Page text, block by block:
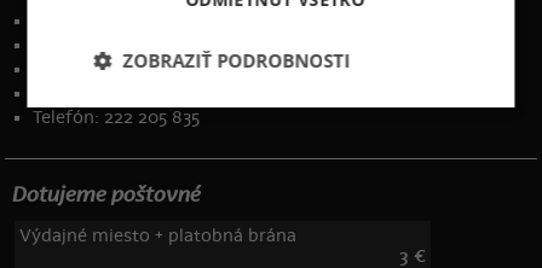
Osobné údaje
Telefón: 222 205 835
Dotujeme poštovné
Výdajné miesto + platobná brána
3 €
ZOBRAZIŤ PODROBNOSTI